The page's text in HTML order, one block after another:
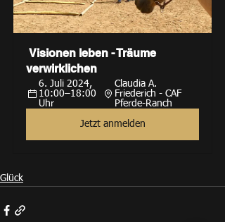
verwirklichen
6. Juli 2024,
10:00–18:00
Uhr
Claudia A.
Friederich - CAF
Pferde-Ranch
Jetzt anmelden
Glück